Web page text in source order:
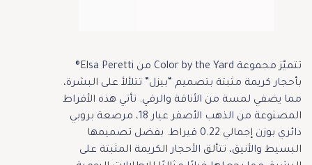
تتميّز مجموعة Color by the Yard من Elsa Peretti®
بأحجار كريمة مثبتة بتصميم “بيزل” تتلألأ على البشرة،
مما يضفي لمسة من الأناقة والرقي. تأتي هذه الأقراط
المصنوعة من الذهب الأصفر عيار 18، مرصعة بروبي
دائري بوزن إجمالي 0.22 قيراط. بفضل تصميمها
البسيط والأنيق، تتألق الأحجار الكريمة المثبتة على